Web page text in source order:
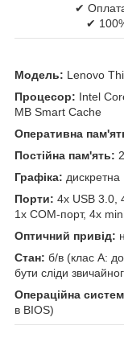
✔
✔
Модель: Lenovo
Процесор: Intel
MB Smart Cache
Оперативна
Постійна пам'ять:
Графіка:
Порти: 4x USB 3.0,
1x COM-порт, 4x
Оптичний привід:
Стан: б/в (клас А:
бути сліди
Операційна
в BIOS)